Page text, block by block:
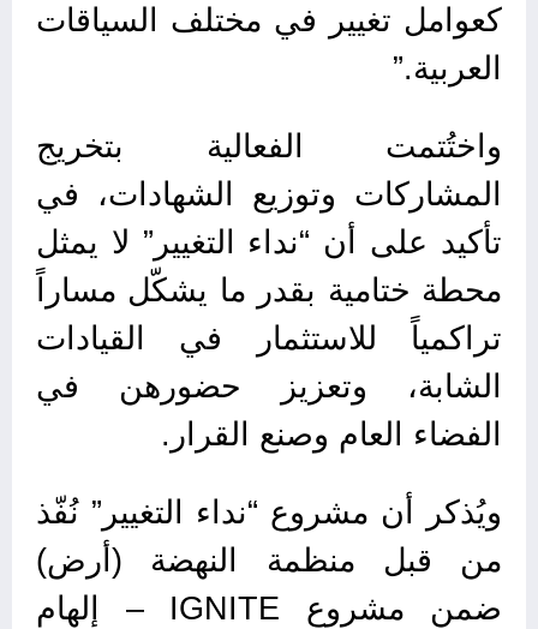
كعوامل تغيير في مختلف السياقات
العربية.”
واختُتمت الفعالية بتخريج
المشاركات وتوزيع الشهادات، في
تأكيد على أن “نداء التغيير” لا يمثل
محطة ختامية بقدر ما يشكّل مساراً
تراكمياً للاستثمار في القيادات
الشابة، وتعزيز حضورهن في
الفضاء العام وصنع القرار.
ويُذكر أن مشروع “نداء التغيير” نُفّذ
من قبل منظمة النهضة (أرض)
ضمن مشروع IGNITE – إلهام